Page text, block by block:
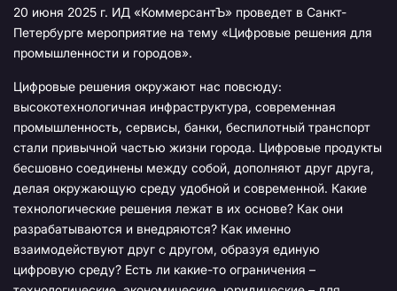
20 июня 2025 г. ИД «КоммерсантЪ» проведет в Санкт-
Петербурге мероприятие на тему «Цифровые решения для
промышленности и городов».
Цифровые решения окружают нас повсюду:
высокотехнологичная инфраструктура, современная
промышленность, сервисы, банки, беспилотный транспорт
стали привычной частью жизни города. Цифровые продукты
бесшовно соединены между собой, дополняют друг друга,
делая окружающую среду удобной и современной. Какие
технологические решения лежат в их основе? Как они
разрабатываются и внедряются? Как именно
взаимодействуют друг с другом, образуя единую
цифровую среду? Есть ли какие-то ограничения –